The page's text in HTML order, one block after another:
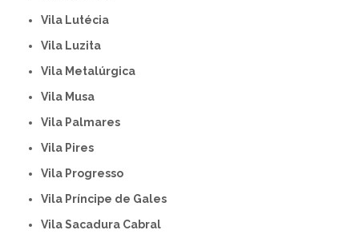
Vila Lutécia
Vila Luzita
Vila Metalúrgica
Vila Musa
Vila Palmares
Vila Pires
Vila Progresso
Vila Príncipe de Gales
Vila Sacadura Cabral